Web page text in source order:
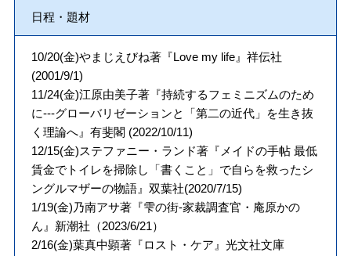
日程・題材
10/20(金)やまじえびね著『Love my life』祥伝社
(2001/9/1)
11/24(金)江原由美子著『持続するフェミニズムのため
に---グローバリゼーションと「第二の近代」を生き抜
く理論へ』有斐閣 (2022/10/11)
12/15(金)ステファニー・ランド著『メイドの手帖 最低
賃金でトイレを掃除し「書くこと」で自らを救ったシ
ングルマザーの物語』双葉社(2020/7/15)
1/19(金)乃南アサ著『雫の街-家裁調査官・庵原かの
ん』新潮社（2023/6/21）
2/16(金)葉真中顕著『ロスト・ケア』光文社文庫